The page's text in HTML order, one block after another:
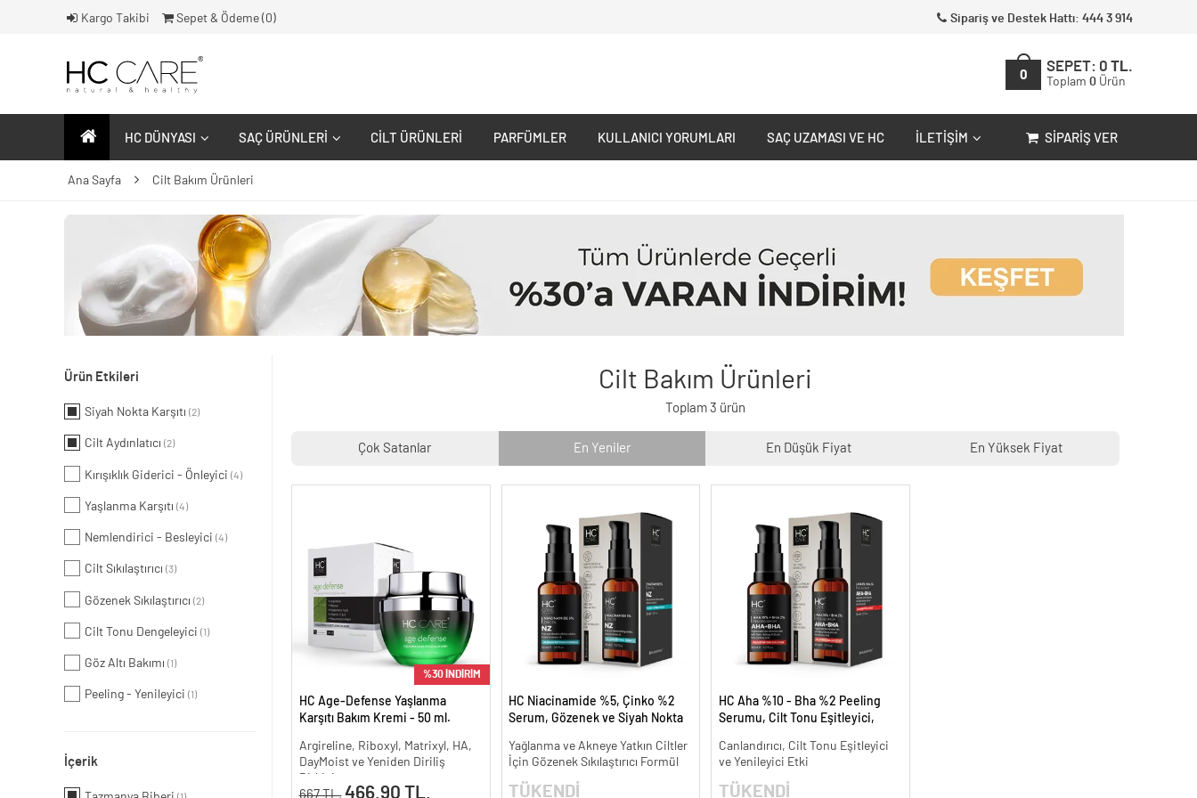
Kargo Takibi Sepet & Ödeme ( 0) Sipariş ve Destek Hattı: 444 3 914
0
SEPET: 0 TL.
Toplam 0 Ürün
HC DÜNYASI SAÇ ÜRÜNLERI CILT ÜRÜNLERI PARFÜMLER KULLANICI YORUMLARI SAÇ UZAMASI VE HC İLETIŞIM SIPARIŞ VER
Ana Sayfa Cilt Bakım Ürünleri
Ürün Etkileri
Siyah Nokta Karşıtı (2)
Cilt Aydınlatıcı (2)
Kırışıklık Giderici - Önleyici (4)
Yaşlanma Karşıtı (4)
Nemlendirici - Besleyici (4)
Cilt Sıkılaştırıcı (3)
Gözenek Sıkılaştırıcı (2)
Cilt Tonu Dengeleyici (1)
Göz Altı Bakımı (1)
Peeling - Yenileyici (1)
İçerik
Cilt Bakım Ürünleri
Toplam 3 ürün
Çok Satanlar En Yeniler En Düşük Fiyat En Yüksek Fiyat
%30 İNDİRİM
HC Age-Defense Yaşlanma
Karşıtı Bakım Kremi - 50 ml.
Argireline, Riboxyl, Matrixyl, HA,
DayMoist ve Yeniden Diriliş
667 TL. 466.90 TL.
HC Niacinamide %5, Çinko %2
Serum, Gözenek ve Siyah Nokta
- 30 ml.
Yağlanma ve Akneye Yatkın Ciltler
İçin Gözenek Sıkılaştırıcı Formül
TÜKENDİ
HC Aha %10 - Bha %2 Peeling
Serumu, Cilt Tonu Eşitleyici,
Canlandırıcı, Cilt Tonu Eşitleyici
ve Yenileyici Etki
TÜKENDİ